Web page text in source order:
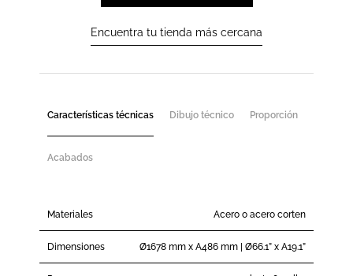
Encuentra tu tienda más cercana
Características técnicas Dibujo técnico Proporción
Acabados
Materiales Acero o acero corten
Dimensiones Ø1678 mm x A486 mm | Ø66.1” x A19.1”